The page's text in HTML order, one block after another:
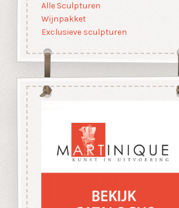
Alle Sculpturen
Wijnpakket
Exclusieve sculpturen